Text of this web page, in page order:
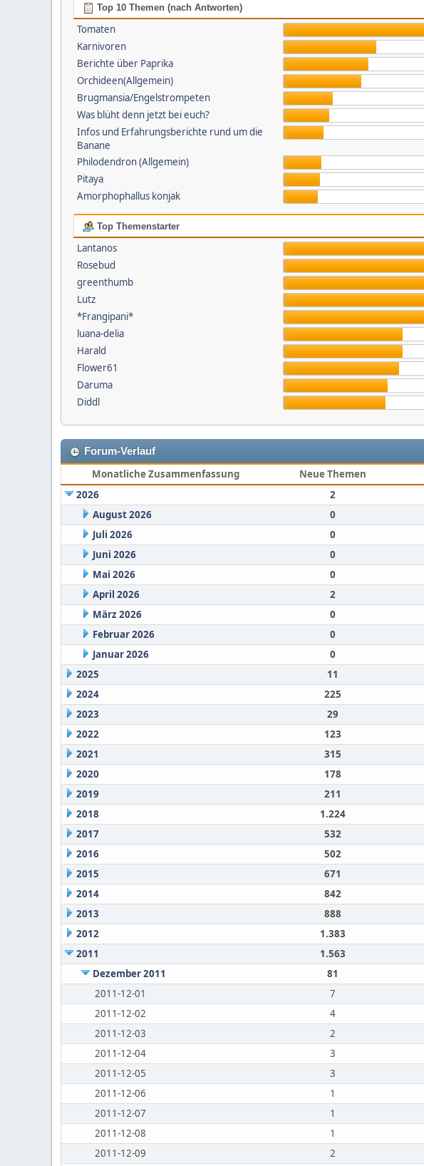
Top 10 Themen (nach Antworten)
Tomaten
Karnivoren
Berichte über Paprika
Orchideen(Allgemein)
Brugmansia/Engelstrompeten
Was blüht denn jetzt bei euch?
Infos und Erfahrungsberichte rund um die
Banane
Philodendron (Allgemein)
Pitaya
Amorphophallus konjak
Top Themenstarter
Lantanos
Rosebud
greenthumb
Lutz
*Frangipani*
luana-delia
Harald
Flower61
Daruma
Diddl
Forum-Verlauf
Monatliche Zusammenfassung Neue Themen
2026
2
August 2026
0
Juli 2026
0
Juni 2026
0
Mai 2026
0
April 2026
2
März 2026
0
Februar 2026
0
Januar 2026
0
2025
11
2024
225
2023
29
2022
123
2021
315
2020
178
2019
211
2018
1.224
2017
532
2016
502
2015
671
2014
842
2013
888
2012
1.383
2011
1.563
Dezember 2011
81
2011-12-01
7
2011-12-02
4
2011-12-03
2
2011-12-04
3
2011-12-05
3
2011-12-06
1
2011-12-07
1
2011-12-08
1
2011-12-09
2